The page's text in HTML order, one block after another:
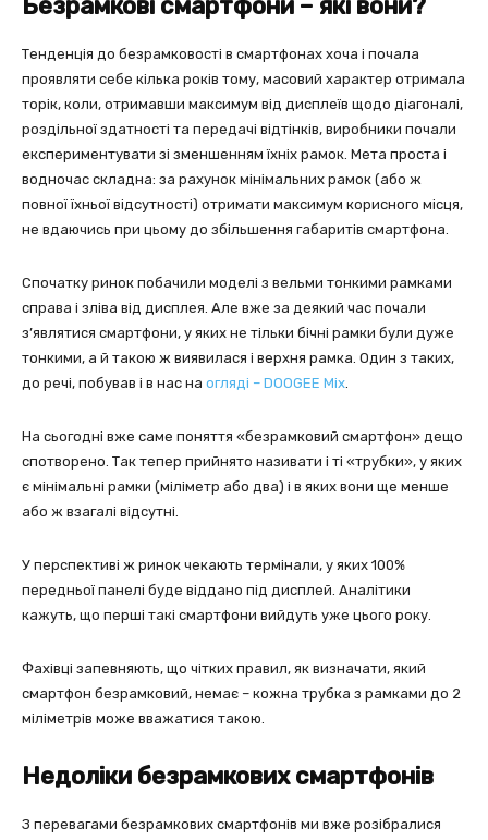
Безрамкові смартфони – які вони?
Тенденція до безрамковостi в смартфонах хоча і почала
проявляти себе кілька років тому, масовий характер отримала
торік, коли, отримавши максимум від дисплеїв щодо діагоналі,
роздільної здатності та передачi вiдтiнкiв, виробники почали
експериментувати зі зменшенням їхніх рамок. Мета проста і
водночас складна: за рахунок мінімальних рамок (або ж
повної їхньої відсутності) отримати максимум корисного місця,
не вдаючись при цьому до збільшення габаритів смартфона.
Спочатку ринок побачили моделі з вельми тонкими рамками
справа і зліва від дисплея. Але вже за деякий час почали
з’являтися смартфони, у яких не тільки бічні рамки були дуже
тонкими, а й такою ж виявилася i верхня рамка. Один з таких,
до речі, побував і в нас на огляді – DOOGEE Mix.
На сьогодні вже саме поняття «безрамковий смартфон» дещо
спотворено. Так тепер прийнято називати і ті «трубки», у яких
є мінімальні рамки (міліметр або два) і в яких вони ще менше
або ж взагалі відсутні.
У перспективі ж ринок чекають термінали, у яких 100%
передньої панелі буде віддано під дисплей. Аналітики
кажуть, що перші такі смартфони вийдуть уже цього року.
Фахівці запевняють, що чітких правил, як визначати, який
смартфон безрамковий, немає – кожна трубка з рамками до 2
міліметрів може вважатися такою.
Недоліки безрамкових смартфонів
З перевагами безрамкових смартфонів ми вже розібралися